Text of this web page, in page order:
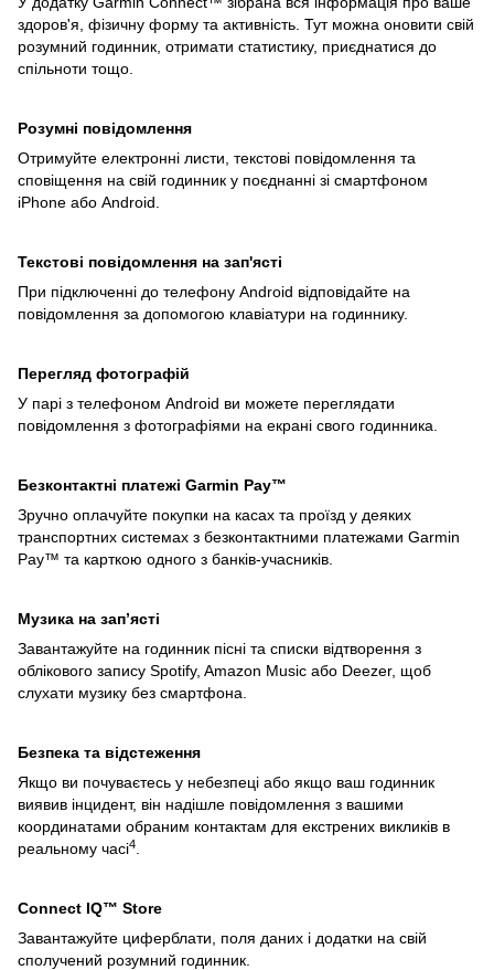
здоров'я, фізичну форму та активність. Тут можна оновити свій
розумний годинник, отримати статистику, приєднатися до
спільноти тощо.
Розумні повідомлення
Отримуйте електронні листи, текстові повідомлення та
сповіщення на свій годинник у поєднанні зі смартфоном
iPhone або Android.
Текстові повідомлення на зап'ясті
При підключенні до телефону Android відповідайте на
повідомлення за допомогою клавіатури на годиннику.
Перегляд фотографій
У парі з телефоном Android ви можете переглядати
повідомлення з фотографіями на екрані свого годинника.
Безконтактні платежі Garmin Pay™
Зручно оплачуйте покупки на касах та проїзд у деяких
транспортних системах з безконтактними платежами Garmin
Pay™ та карткою одного з банків-учасників.
Музика на зап’ясті
Завантажуйте на годинник пісні та списки відтворення з
облікового запису Spotify, Amazon Music або Deezer, щоб
слухати музику без смартфона.
Безпека та відстеження
Якщо ви почуваєтесь у небезпеці або якщо ваш годинник
виявив інцидент, він надішле повідомлення з вашими
координатами обраним контактам для екстрених викликів в
реальному часі4
Connect IQ™ Store
Завантажуйте циферблати, поля даних і додатки на свій
сполучений розумний годинник.